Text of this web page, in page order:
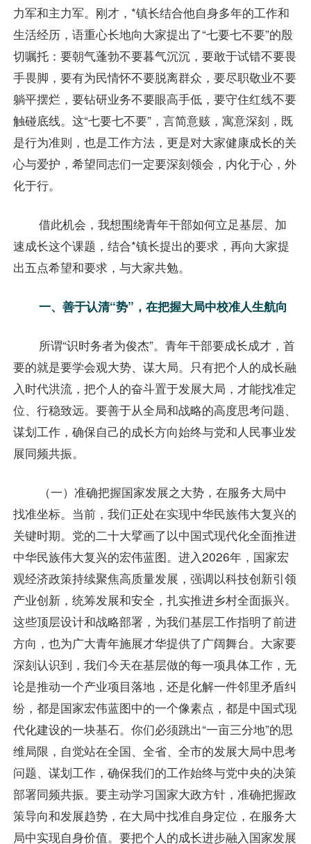
力军和主力军。刚才，*镇长结合他自身多年的工作和
生活经历，语重心长地向大家提出了“七要七不要”的殷
切嘱托：要朝气蓬勃不要暮气沉沉，要敢于试错不要畏
手畏脚，要有为民情怀不要脱离群众，要尽职敬业不要
躺平摆烂，要钻研业务不要眼高手低，要守住红线不要
触碰底线。这“七要七不要”，言简意赅，寓意深刻，既
是行为准则，也是工作方法，更是对大家健康成长的关
心与爱护，希望同志们一定要深刻领会，内化于心，外
化于行。
借此机会，我想围绕青年干部如何立足基层、加
速成长这个课题，结合*镇长提出的要求，再向大家提
出五点希望和要求，与大家共勉。
一、善于认清“势”，在把握大局中校准人生航向
所谓“识时务者为俊杰”。青年干部要成长成才，首
要的就是要学会观大势、谋大局。只有把个人的成长融
入时代洪流，把个人的奋斗置于发展大局，才能找准定
位、行稳致远。要善于从全局和战略的高度思考问题、
谋划工作，确保自己的成长方向始终与党和人民事业发
展同频共振。
（一）准确把握国家发展之大势，在服务大局中
找准坐标。当前，我们正处在实现中华民族伟大复兴的
关键时期。党的二十大擘画了以中国式现代化全面推进
中华民族伟大复兴的宏伟蓝图。进入2026年，国家宏
观经济政策持续聚焦高质量发展，强调以科技创新引领
产业创新，统筹发展和安全，扎实推进乡村全面振兴。
这些顶层设计和战略部署，为我们基层工作指明了前进
方向，也为广大青年施展才华提供了广阔舞台。大家要
深刻认识到，我们今天在基层做的每一项具体工作，无
论是推动一个产业项目落地，还是化解一件邻里矛盾纠
纷，都是国家宏伟蓝图中的一个像素点，都是中国式现
代化建设的一块基石。你们必须跳出“一亩三分地”的思
维局限，自觉站在全国、全省、全市的发展大局中思考
问题、谋划工作，确保我们的工作始终与党中央的决策
部署同频共振。要主动学习国家大政方针，准确把握政
策导向和发展趋势，在大局中找准自身定位，在服务大
局中实现自身价值。要把个人的成长进步融入国家发展